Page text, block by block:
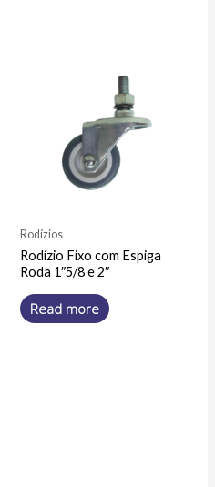
Rodízios
Rodízio Fixo com Espiga
Roda 1″5/8 e 2″
Read more